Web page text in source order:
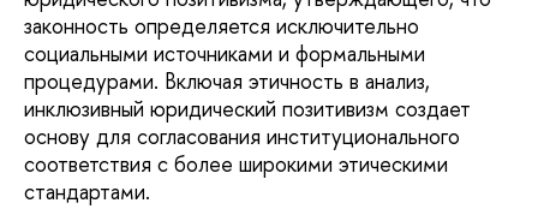
законность определяется исключительно
социальными источниками и формальными
процедурами. Включая этичность в анализ,
инклюзивный юридический позитивизм создает
основу для согласования институционального
соответствия с более широкими этическими
стандартами.